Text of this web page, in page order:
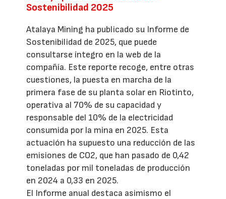
Sostenibilidad 2025
Atalaya Mining ha publicado su Informe de
Sostenibilidad de 2025, que puede
consultarse íntegro en la web de la
compañía. Este reporte recoge, entre otras
cuestiones, la puesta en marcha de la
primera fase de su planta solar en Riotinto,
operativa al 70% de su capacidad y
responsable del 10% de la electricidad
consumida por la mina en 2025. Esta
actuación ha supuesto una reducción de las
emisiones de CO2, que han pasado de 0,42
toneladas por mil toneladas de producción
en 2024 a 0,33 en 2025.
El Informe anual destaca asimismo el